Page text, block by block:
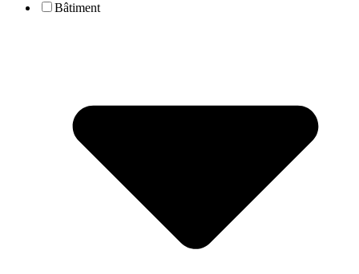
Bâtiment